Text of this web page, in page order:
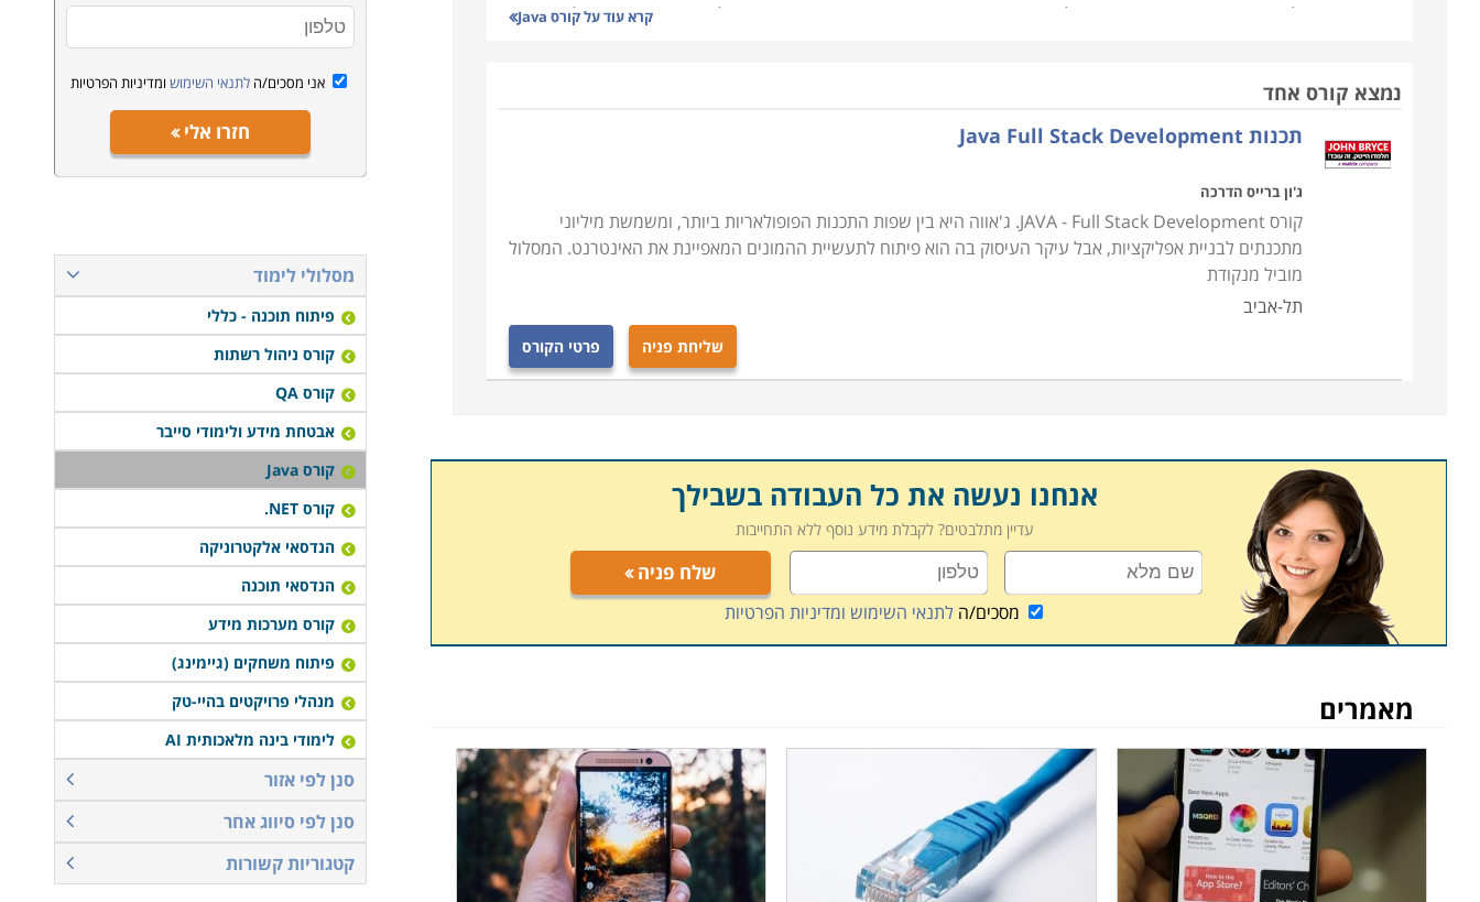
מקנים ידע וכלים בשפה כגון פיתוח קוד ואפליקציות, מבוא, מבנה השפה, מבנה נתונים, אלגוריתם ועוד. במהלך קורס זה
שונים ברחבי הארץ, ביניהם: רמת גן, תל אביב, חיפה, חולון ועוד.
קרא עוד עלקורס Java
נמצא קורס אחד
תכנות Java Full Stack Development
ג'ון ברייס הדרכה
קורס JAVA - Full Stack Development. ג'אווה היא בין שפות התכנות הפופולאריות ביותר, ומשמשת מיליוני
מתכנתים לבניית אפליקציות, אבל עיקר העיסוק בה הוא פיתוח לתעשיית ההמונים המאפיינת את האינטרנט. המסלול
מוביל מנקודת
תל-אביב
שליחת פניה פרטי הקורס
אנחנו נעשה את כל העבודה בשבילך
עדיין מתלבטים? לקבלת מידע נוסף ללא התחייבות
שלח פניה
מסכים/הלתנאי השימוש ומדיניות הפרטיות
מאמרים
אני מסכים/הלתנאי השימוש ומדיניות הפרטיות
חזרו אלי
מסלולי לימוד
פיתוח תוכנה - כללי
קורס ניהול רשתות
קורס QA
אבטחת מידע ולימודי סייבר
קורס Java
קורס NET.
הנדסאי אלקטרוניקה
הנדסאי תוכנה
קורס מערכות מידע
פיתוח משחקים (גיימינג)
מנהלי פרויקטים בהיי-טק
לימודי בינה מלאכותית AI
סנן לפי אזור
סנן לפי סיווג אחר
קטגוריות קשורות